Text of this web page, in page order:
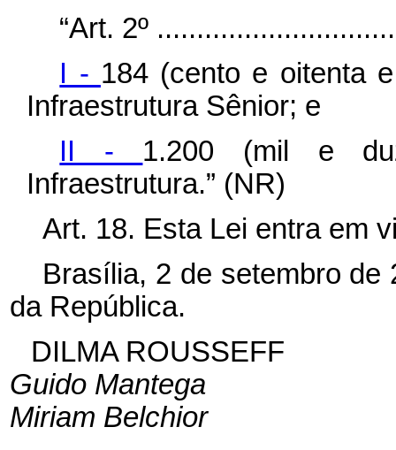
“Art. 2º
I - 184 (cento e oitenta
Infraestrutura Sênior; e
II - 1.200 (mil e
Infraestrutura.” (NR)
Art. 18. Esta Lei entra em
Brasília, 2 de setembro de
da República.
DILMA ROUSSEFF
Guido Mantega
Miriam Belchior